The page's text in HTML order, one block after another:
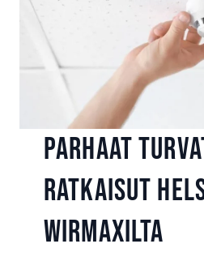
Parhaat
ratkaisut
Wirmaxilta